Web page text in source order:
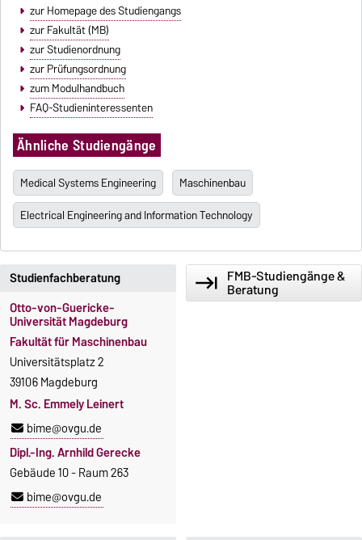
zur Homepage des Studiengangs
zur Fakultät (MB)
zur Studienordnung
zur Prüfungsordnung
zum Modulhandbuch
FAQ-Studieninteressenten
Ähnliche Studiengänge
Medical Systems Engineering
Maschinenbau
Electrical Engineering and Information Technology
Studienfachberatung
Otto-von-Guericke-
Universität Magdeburg
Fakultät für Maschinenbau
Universitätsplatz 2
39106 Magdeburg
M. Sc. Emmely Leinert
bime@ovgu.de
Dipl.-Ing. Arnhild Gerecke
Gebäude 10 - Raum 263
bime@ovgu.de
keyboard_tab FMB-Studiengänge &
Beratung